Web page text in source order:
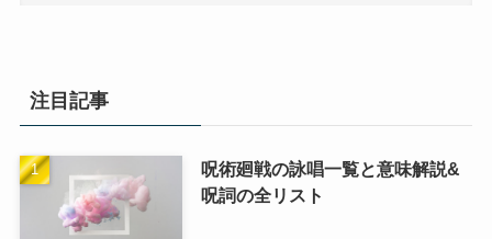
注目記事
呪術廻戦の詠唱一覧と意味解説&
呪詞の全リスト